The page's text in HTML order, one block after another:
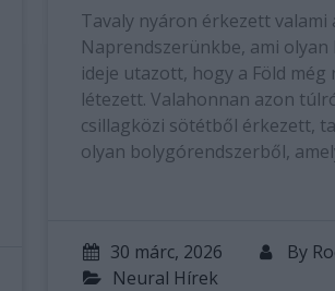
Tavaly nyáron érkezett valami
Naprendszerünkbe, ami olyan
ideje utazott, hogy a Föld még
létezett. Valahonnan azon
csillagközi sötétből érkezett,
olyan bolygórendszerből,
30 márc, 2026 By
Neural Hírek